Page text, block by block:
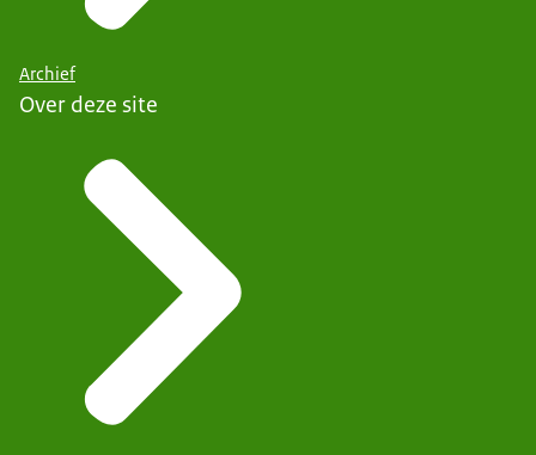
Archief
Over deze site